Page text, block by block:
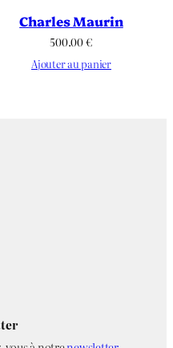
Charles Maurin
500.00€
Ajouter au panier